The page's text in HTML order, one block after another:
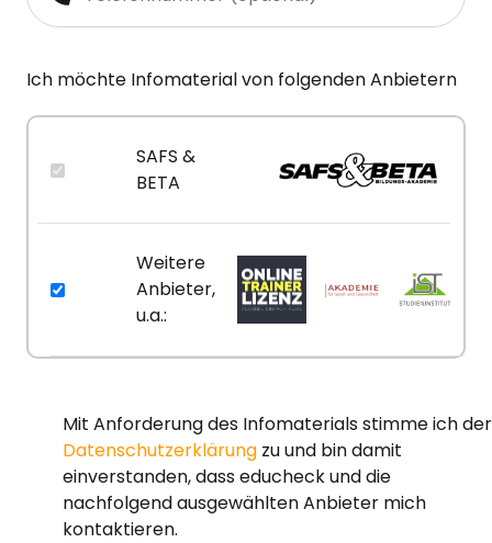
Ich möchte Infomaterial von folgenden Anbietern
SAFS &
BETA
Weitere
Anbieter,
u.a.:
Mit Anforderung des Infomaterials stimme ich der
Datenschutzerklärung zu und bin damit
einverstanden, dass educheck und die
nachfolgend ausgewählten Anbieter mich
kontaktieren.